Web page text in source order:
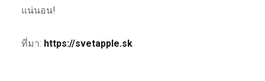
แน่นอน!
ที่มา: https://svetapple.sk